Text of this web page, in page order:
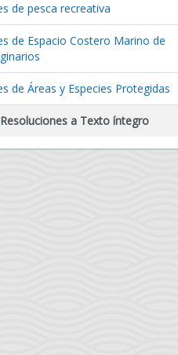
de pesca recreativa
de Espacio Costero Marino de
de Áreas y Especies Protegidas
a Texto íntegro